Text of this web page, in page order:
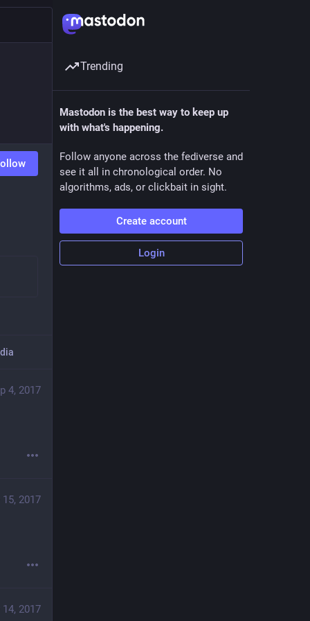
4, 2017
15, 2017
14, 2017
Trending
Mastodon is the best way to keep up
with what's happening.
Follow anyone across the fediverse and
see it all in chronological order. No
algorithms, ads, or clickbait in sight.
Create account
Login